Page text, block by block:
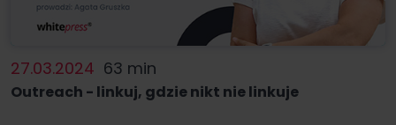
27.03.2024 63 min
Outreach - linkuj, gdzie nikt nie linkuje